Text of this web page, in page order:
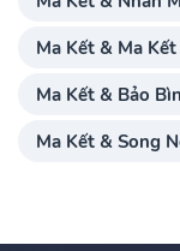
Ma Kết & Ma
Ma Kết & Bảo
Ma Kết & Song